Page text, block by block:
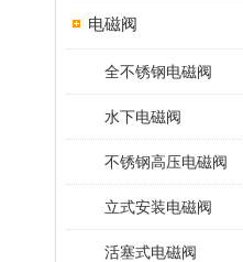
电磁阀
全不锈钢电磁阀
水下电磁阀
不锈钢高压电磁阀
立式安装电磁阀
活塞式电磁阀